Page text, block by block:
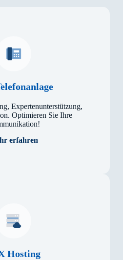
Ex­per­ten­un­ter­stüt­zung,
Opti­mie­ren Sie Ihre
erfahren
Hosting